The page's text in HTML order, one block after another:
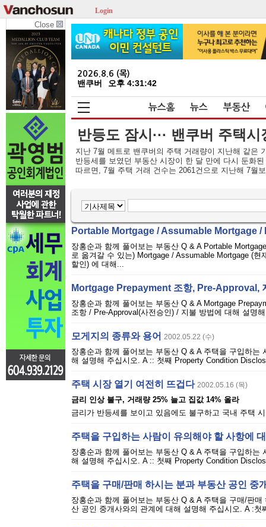
Login
Close
2026.8.6 (목)
밴쿠버 오후 4:31:42
뉴스홈 뉴스 부동산
반등도 잠시··· 밴쿠버 주택시
지난 7월 메트로 밴쿠버의 주택 거래량이 지난해 같은
반등세를 보였던 부동산 시장이 한 달 만에 다시 둔화
따르면, 7월 주택 거래 건수는 2061건으로 지난해 7월
Portable Mortgage / Assumable Mortgage
장홍순과 함께 풀어보는 부동산 Q & A Portable
로 옮겨갈 수 있는) Mortgage / Assumable Mortgage (
할인) 에 대해...
Mortgage Prepayment 조항, Pre-Approval,
장홍순과 함께 풀어보는 부동산 Q & A Mortgage
조항 / Pre-Approval(사전승인) / 지불 방법에 대해 설명
모게지의 종류와 용어 2002.05.22 (수)
장홍순과 함께 풀어보는 부동산 Q & A 주택을 구입하
해 설명해 주십시오. A :: 첫째 Property Condition
주택 시장 열기 여전히 뜨겁다 2002.05.16 (목)
금리 인상 불구, 거래량 25% 늘고 집값 14% 올라
금리가 반등세를 보이고 있음에도 불구하고 국내 주택
주택을 구입하는 사람이 유의해야 할 사항에
장홍순과 함께 풀어보는 부동산 Q & A 주택을 구입하
해 설명해 주십시오. A :: 첫째 Property Condition
주택을 구매/판매 하시는 분과 부동산 공인 중
장홍순과 함께 풀어보는 부동산 Q & A 주택을 구매/판
산 공인 중개사와의 관계에 대해 설명해 주십시오. A :